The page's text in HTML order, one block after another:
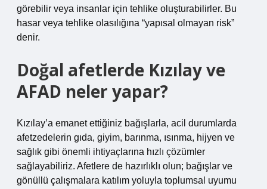
görebilir veya insanlar için tehlike oluşturabilirler. Bu
hasar veya tehlike olasılığına “yapısal olmayan risk”
denir.
Doğal afetlerde Kızılay ve
AFAD neler yapar?
Kızılay’a emanet ettiğiniz bağışlarla, acil durumlarda
afetzedelerin gıda, giyim, barınma, ısınma, hijyen ve
sağlık gibi önemli ihtiyaçlarına hızlı çözümler
sağlayabiliriz. Afetlere de hazırlıklı olun; bağışlar ve
gönüllü çalışmalara katılım yoluyla toplumsal uyumu